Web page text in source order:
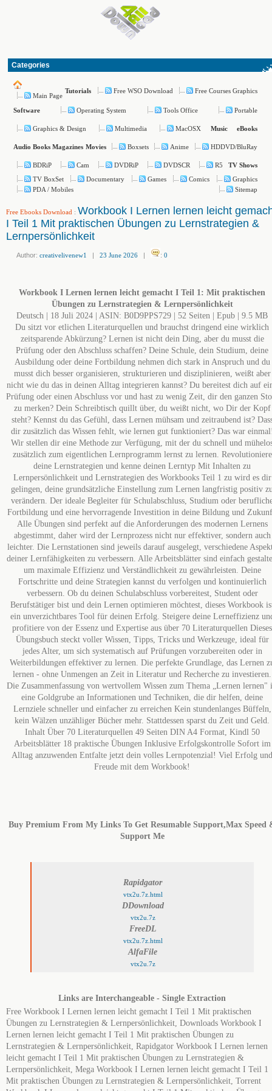
Categories
Main Page
Tutorials Free WSO Download Free Courses Graphics
Software Operating System Tools Office Portable
Graphics & Design Multimedia MacOSX Music eBooks
Audio Books Magazines Movies Boxsets Anime HDDVD/BluRay
BDRiP Cam DVDRiP DVDSCR R5
TV Shows
TV BoxSet
Documentary Games Comics
Graphics
PDA / Mobiles
Sitemap
Free Ebooks Download : Workbook I Lernen lernen leicht
I Teil 1 Mit praktischen Übungen zu Lernstrategien &
Lernpersönlichkeit
Author: creativelivenew1 | 23 June 2026 | : 0
Workbook I Lernen lernen leicht gemacht I Teil 1: Mit praktischen
Übungen zu Lernstrategien & Lernpersönlichkeit
Deutsch | 18 Juli 2024 | ASIN: B0D9PPS729 | 52 Seiten | Epub | 9.5 MB
Du sitzt vor etlichen Literaturquellen und brauchst dringend eine wirklich
zeitsparende Abkürzung? Lernen ist nicht dein Ding, aber du musst die
Prüfung oder den Abschluss schaffen? Deine Schule, dein Studium, deine
Ausbildung oder deine Fortbildung nehmen dich stark in Anspruch und du
musst dich besser organisieren, strukturieren und disziplinieren, weißt aber
nicht wie du das in deinen Alltag integrieren kannst? Du bereitest dich auf
Prüfung oder einen Abschluss vor und hast zu wenig Zeit, dir den ganzen
zu merken? Dein Schreibtisch quillt über, du weißt nicht, wo Dir der Kopf
steht? Kennst du das Gefühl, dass Lernen mühsam und zeitraubend ist?
dir zusätzlich das Wissen fehlt, wie lernen gut funktioniert? Das war
Wir stellen dir eine Methode zur Verfügung, mit der du schnell und
zusätzlich zum eigentlichen Lernprogramm lernst zu lernen. Revolutioniere
deine Lernstrategien und kenne deinen Lerntyp Mit Inhalten zu
Lernpersönlichkeit und Lernstrategien des Workbooks Teil 1 zu wird es dir
gelingen, deine grundsätzliche Einstellung zum Lernen langfristig positiv
verändern. Der ideale Begleiter für Schulabschluss, Studium oder
Fortbildung und eine hervorragende Investition in deine Bildung und
Alle Übungen sind perfekt auf die Anforderungen des modernen Lernens
abgestimmt, daher wird der Lernprozess nicht nur effektiver, sondern auch
leichter. Die Lernstationen sind jeweils darauf ausgelegt, verschiedene
deiner Lernfähigkeiten zu verbessern. Alle Arbeitsblätter sind einfach
um maximale Effizienz und Verständlichkeit zu gewährleisten. Deine
Fortschritte und deine Strategien kannst du verfolgen und kontinuierlich
verbessern. Ob du deinen Schulabschluss vorbereitest, Student oder
Berufstätiger bist und dein Lernen optimieren möchtest, dieses Workbook
ein unverzichtbares Tool für deinen Erfolg. Steigere deine Lerneffizienz
profitiere von der Essenz und Expertise aus über 70 Literaturquellen Dieses
Übungsbuch steckt voller Wissen, Tipps, Tricks und Werkzeuge, ideal für
jedes Alter, um sich systematisch auf Prüfungen vorzubereiten oder in
Weiterbildungen effektiver zu lernen. Die perfekte Grundlage, das Lernen
lernen - ohne Unmengen an Zeit in Literatur und Recherche zu investieren.
Die Zusammenfassung von wertvollem Wissen zum Thema „Lernen lernen"
eine Goldgrube an Informationen und Techniken, die dir helfen, deine
Lernziele schneller und einfacher zu erreichen Kein stundenlanges Büffeln,
kein Wälzen unzähliger Bücher mehr. Stattdessen sparst du Zeit und Geld.
Inhalt Über 70 Literaturquellen 49 Seiten DIN A4 Format, Kindl 50
Arbeitsblätter 18 praktische Übungen Inklusive Erfolgskontrolle Sofort im
Alltag anzuwenden Entfalte jetzt dein volles Lernpotenzial! Viel Erfolg und
Freude mit dem Workbook!
Buy Premium From My Links To Get Resumable Support,Max Speed
Support Me
Rapidgator
vtx2u.7z.html
DDownload
vtx2u.7z
FreeDL
vtx2u.7z.html
AlfaFile
vtx2u.7z
Links are Interchangeable - Single Extraction
Free Workbook I Lernen lernen leicht gemacht I Teil 1 Mit praktischen
Übungen zu Lernstrategien & Lernpersönlichkeit, Downloads Workbook I
Lernen lernen leicht gemacht I Teil 1 Mit praktischen Übungen zu
Lernstrategien & Lernpersönlichkeit, Rapidgator Workbook I Lernen lernen
leicht gemacht I Teil 1 Mit praktischen Übungen zu Lernstrategien &
Lernpersönlichkeit, Mega Workbook I Lernen lernen leicht gemacht I Teil 1
Mit praktischen Übungen zu Lernstrategien & Lernpersönlichkeit, Torrent